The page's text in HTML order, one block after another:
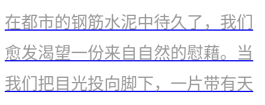
网上商城
​在都市的钢筋水泥中待久了，我们
愈发渴望一份来自自然的慰藉。当
我们把目光投向脚下，一片带有天